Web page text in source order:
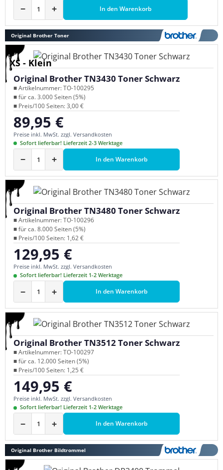
− + In den Warenkorb
Original Brother Toner
XS - Klein
Original Brother TN3430 Toner Schwarz
■ Artikelnummer: TO-100295
■ für ca. 3.000 Seiten (5%)
■ Preis/100 Seiten: 3,00 €
Regulärer Preis:
89,95 €
Preise inkl. MwSt. zzgl. Versandkosten
Sofort lieferbar! Lieferzeit 2-3 Werktage
− + In den Warenkorb
Original Brother TN3480 Toner Schwarz
■ Artikelnummer: TO-100296
■ für ca. 8.000 Seiten (5%)
■ Preis/100 Seiten: 1,62 €
Regulärer Preis:
129,95 €
Preise inkl. MwSt. zzgl. Versandkosten
Sofort lieferbar! Lieferzeit 1-2 Werktage
− + In den Warenkorb
Original Brother TN3512 Toner Schwarz
■ Artikelnummer: TO-100297
■ für ca. 12.000 Seiten (5%)
■ Preis/100 Seiten: 1,25 €
Regulärer Preis:
149,95 €
Preise inkl. MwSt. zzgl. Versandkosten
Sofort lieferbar! Lieferzeit 1-2 Werktage
− + In den Warenkorb
Original Brother Bildtrommel